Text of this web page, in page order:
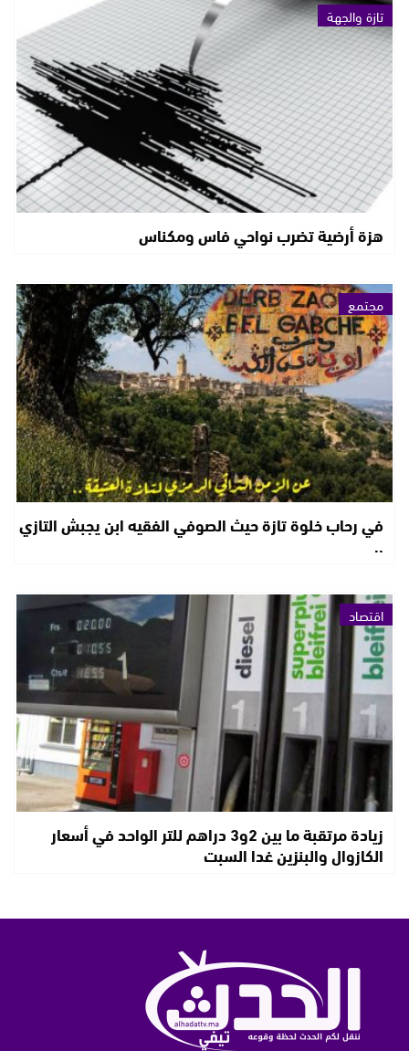
تازة والجهة
هزة أرضية تضرب نواحي فاس ومكناس
مجتمع
في رحاب خلوة تازة حيث الصوفي الفقيه ابن يجبش التازي
..
اقتصاد
زيادة مرتقبة ما بين 2و3 دراهم للتر الواحد في أسعار
الكازوال والبنزين غدا السبت